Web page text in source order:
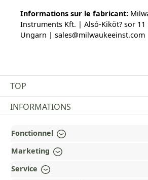
Informations sur le fabricant:
Instruments Kft. | Alsó-Kiköt? sor 11
Ungarn | sales@milwaukeeinst.com
TOP
INFORMATIONS
MENTIONS LÉGALES
PAYMENT AND SHIPPING METHODS
RÉCOMPENSÉ ET CERTIFIÉ !
Fonctionnel
Marketing
Service